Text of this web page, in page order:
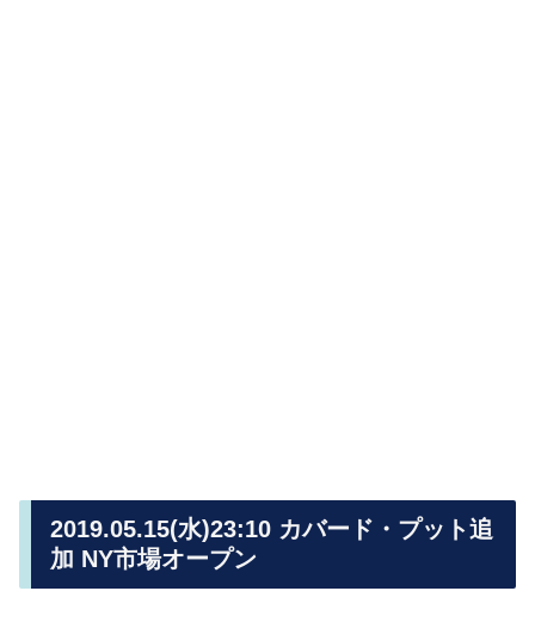
2019.05.15(水)23:10 カバード・プット追
加 NY市場オープン